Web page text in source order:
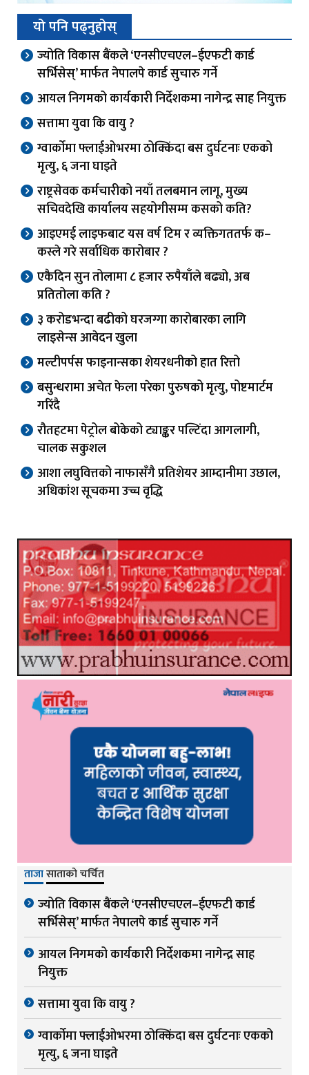
यो पनि पढ्नुहोस्
ज्योति विकास बैंकले ‘एनसीएचएल–ईएफटी कार्ड
सर्भिसेस्’ मार्फत नेपालपे कार्ड सुचारु गर्ने
आयल निगमको कार्यकारी निर्देशकमा नागेन्द्र साह नियुक्त
सत्तामा युवा कि वायु ?
ग्वार्काेमा फ्लाईओभरमा ठोक्किंदा बस दुर्घटनाः एकको
मृत्यु, ६ जना घाइते
राष्ट्रसेवक कर्मचारीको नयाँ तलबमान लागू, मुख्य
सचिवदेखि कार्यालय सहयोगीसम्म कसको कति?
आइएमई लाइफबाट यस वर्ष टिम र व्यक्तिगततर्फ क–
कस्ले गरे सर्वाधिक कारोबार ?
एकैदिन सुन तोलामा ८ हजार रुपैयाँले बढ्यो, अब
प्रतितोला कति ?
३ करोडभन्दा बढीको घरजग्गा कारोबारका लागि
लाइसेन्स आवेदन खुला
मल्टीपर्पस फाइनान्सका शेयरधनीको हात रित्तो
बसुन्धरामा अचेत फेला परेका पुरुषको मृत्यु, पोष्टमार्टम
गरिंदै
रौतहटमा पेट्रोल बोकेको ट्याङ्कर पल्टिंदा आगलागी,
चालक सकुशल
आशा लघुवित्तको नाफासँगै प्रतिशेयर आम्दानीमा उछाल,
अधिकांश सूचकमा उच्च वृद्धि
ताजासाताको चर्चित
ज्योति विकास बैंकले ‘एनसीएचएल–ईएफटी कार्ड
सर्भिसेस्’ मार्फत नेपालपे कार्ड सुचारु गर्ने
आयल निगमको कार्यकारी निर्देशकमा नागेन्द्र साह
नियुक्त
सत्तामा युवा कि वायु ?
ग्वार्काेमा फ्लाईओभरमा ठोक्किंदा बस दुर्घटनाः एकको
मृत्यु, ६ जना घाइते